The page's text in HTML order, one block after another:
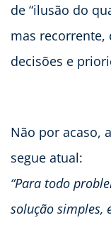
de “ilusão do
mas recorrente,
decisões e
Não por acaso,
segue atual:
“Para todo
solução simples,